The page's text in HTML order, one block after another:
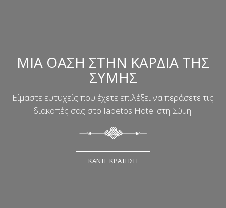
ΜΙΑ ΟΑΣΗ ΣΤΗΝ ΚΑΡΔΙΑ ΤΗΣ
ΣΥΜΗΣ
Είμαστε ευτυχείς που έχετε επιλέξει να περάσετε τις
διακοπές σας στο Iapetos Hotel στη Σύμη.
ΚΑΝΤΕ ΚΡΑΤΗΣΗ